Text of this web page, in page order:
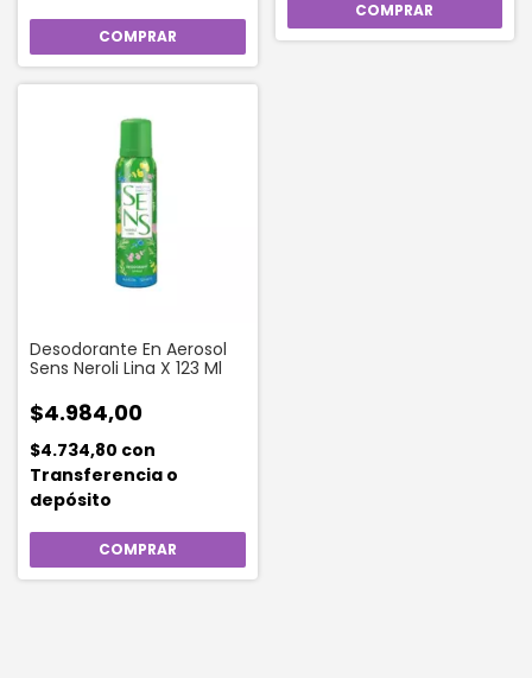
Desodorante En Aerosol
Sens Neroli Lina X 123 Ml
$4.984,00
$4.734,80 con
Transferencia o
depósito